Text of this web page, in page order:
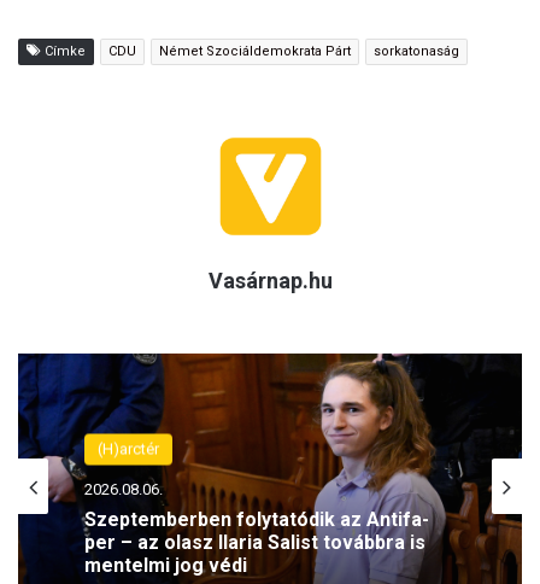
Címke CDU Német Szociáldemokrata Párt sorkatonaság
Vasárnap.hu
(H)arctér
2026.08.06.
Szeptemberben folytatódik az Antifa-
per – az olasz Ilaria Salist továbbra is
mentelmi jog védi